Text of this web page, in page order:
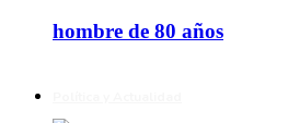
hombre de 80 años